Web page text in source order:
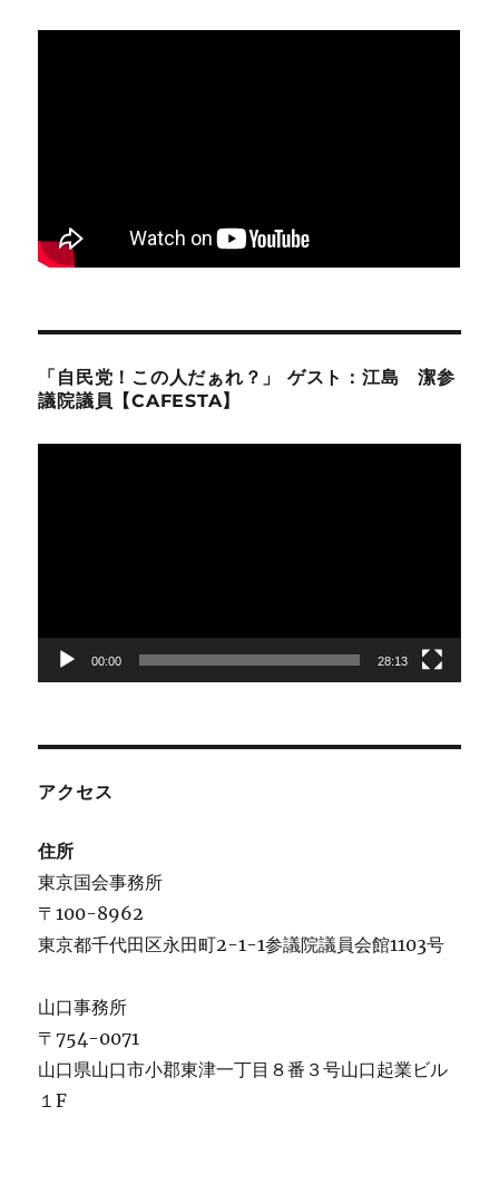
「自民党！この人だぁれ？」 ゲスト：江島 潔参
議院議員【CAFESTA】
00:00 28:13
アクセス
住所
東京国会事務所
〒100-8962
東京都千代田区永田町2-1-1参議院議員会館1103号
山口事務所
〒754-0071
山口県山口市小郡東津一丁目８番３号山口起業ビル
１F